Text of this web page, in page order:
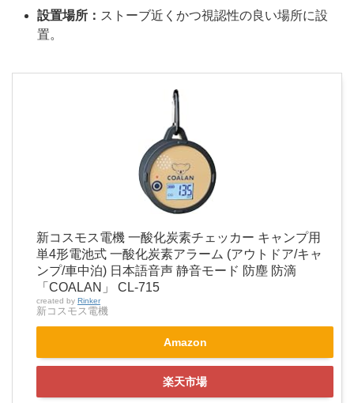
設置場所： ストーブ近くかつ視認性の良い場所に設
置。
新コスモス電機 一酸化炭素チェッカー キャンプ用
単4形電池式 一酸化炭素アラーム (アウトドア/キャ
ンプ/車中泊) 日本語音声 静音モード 防塵 防滴
「COALAN」 CL-715
created by Rinker
新コスモス電機
Amazon
楽天市場